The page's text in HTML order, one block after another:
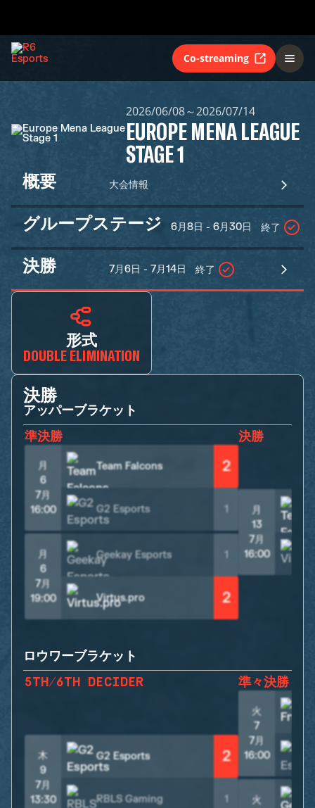
Co-streaming
2026/06/08～2026/07/14
EUROPE MENA LEAGUE
STAGE 1
概要 大会情報
グループステージ 6月8日 - 6月30日 終了
決勝 7月6日 - 7月14日 終了
形式
DOUBLE ELIMINATION
決勝
アッパーブラケット
準決勝
月
6
7月
16:00
Team Falcons 2
G2 Esports 1
月
6
7月
19:00
Geekay Esports 1
Virtus.pro 2
決勝
月
13
7月
16:00
ロウワーブラケット
5TH/6TH DECIDER
木
9
7月
13:30
G2 Esports 2
RBLS Gaming 1
準々決勝
火
7
7月
16:00
火